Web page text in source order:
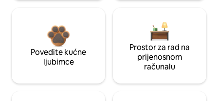
Povedite kućne
ljubimce
Prostor za rad na
prijenosnom
računalu